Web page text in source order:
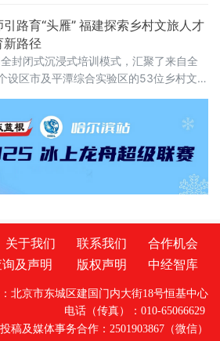
移动力量！
引路育“头雁” 福建探索乡村文旅人才
新路径
封闭式沉浸式培训模式，汇聚了来自全
设区市及平潭综合实验区的53位乡村文旅
关于我们 联系我们
合作机会
询及声明
版权声明 中经智库
北京市东城区建国门内大街18号恒基中心
电话（传真）：010-65066629
投稿及媒体事务合作：2501903867（微信）